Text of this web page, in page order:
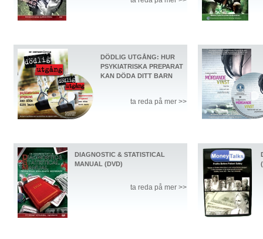
DÖDLIG UTGÅNG: HUR
PSYKIATRISKA PREPARAT
KAN DÖDA DITT BARN
ta reda på mer >>
DIAGNOSTIC & STATISTICAL
MANUAL (DVD)
ta reda på mer >>